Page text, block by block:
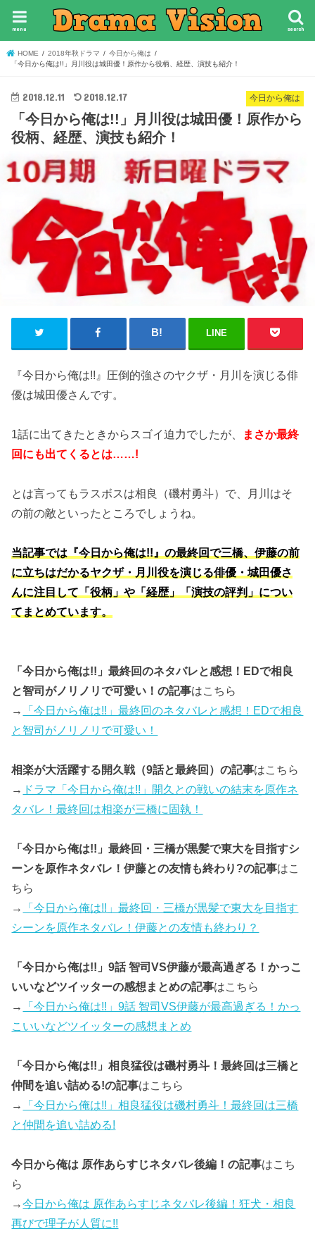
search
menu
HOME 2018年秋ドラマ
今日から俺は
「今日から俺は!!」月川役は城田優！原作から役柄、経歴、演技も紹介！
今日から俺は
2018.12.11 2018.12.17
「今日から俺は!!」月川役は城田優！原作から
役柄、経歴、演技も紹介！
LINE
『今日から俺は!!』圧倒的強さのヤクザ・月川を演じる俳
優は城田優さんです。
1話に出てきたときからスゴイ迫力でしたが、
まさか最終
回にも出てくるとは……!
とは言ってもラスボスは相良（磯村勇斗）で、月川はそ
の前の敵といったところでしょうね。
当記事では『今日から俺は!!』の最終回で三橋、伊藤の前
に立ちはだかるヤクザ・月川役を演じる俳優・城田優さ
んに注目して「役柄」や「経歴」「演技の評判」につい
てまとめています。
「今日から俺は!!」最終回のネタバレと感想！EDで相良
と智司がノリノリで可愛い！の記事はこちら
→
「今日から俺は!!」最終回のネタバレと感想！EDで相良
と智司がノリノリで可愛い！
相楽が大活躍する開久戦（9話と最終回）の記事はこちら
→ ドラマ「今日から俺は!!」開久との戦いの結末を原作ネ
タバレ！最終回は相楽が三橋に固執！
「今日から俺は!!」最終回・三橋が黒髪で東大を目指すシ
ーンを原作ネタバレ！伊藤との友情も終わり?の記事はこ
ちら
→
「今日から俺は!!」最終回・三橋が黒髪で東大を目指す
シーンを原作ネタバレ！伊藤との友情も終わり？
「今日から俺は!!」9話 智司VS伊藤が最高過ぎる！かっこ
いいなどツイッターの感想まとめの記事はこちら
→
「今日から俺は!!」9話 智司VS伊藤が最高過ぎる！かっ
こいいなどツイッターの感想まとめ
「今日から俺は!!」相良猛役は磯村勇斗！最終回は三橋と
仲間を追い詰める!の記事はこちら
→
「今日から俺は!!」相良猛役は磯村勇斗！最終回は三橋
と仲間を追い詰める!
今日から俺は 原作あらすじネタバレ後編！の記事はこち
ら
→今日から俺は 原作あらすじネタバレ後編！狂犬・相良
再びで理子が人質に!!